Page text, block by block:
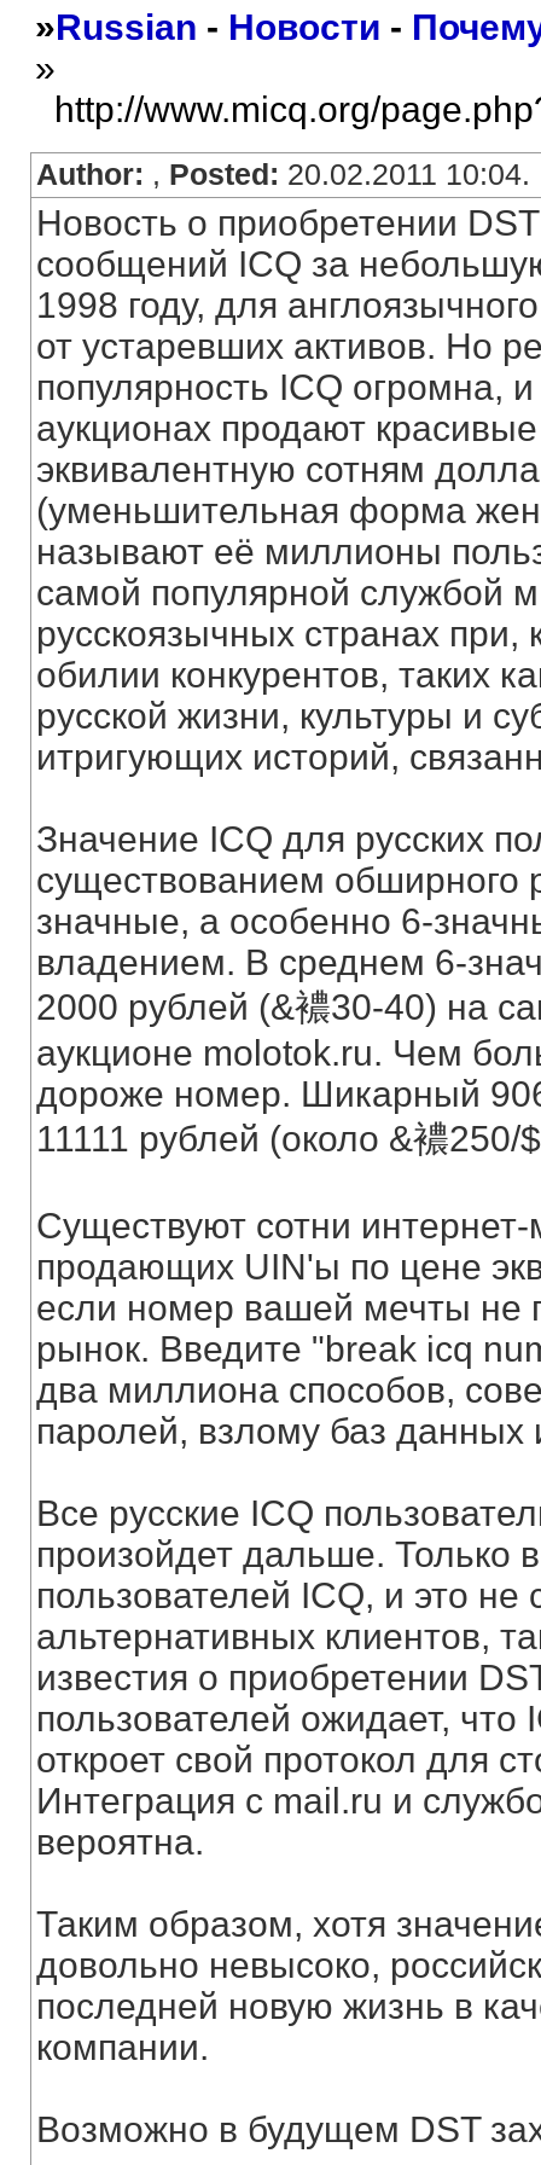
»Russian - Новости -
»
http://www.micq.org/
Author: , Posted: 20.02.2011 10:04.
Новость о приобретении
сообщений ICQ за
1998 году, для
от устаревших активов. Но
популярность ICQ огромна,
аукционах продают
эквивалентную сотням
(уменьшительная форма
называют её миллионы
самой популярной службой
русскоязычных странах
обилии конкурентов, таких
русской жизни, культуры и
итригующих историй,
Значение ICQ для русских
существованием обширного
значные, а особенно 6-
владением. В среднем 6-
2000 рублей (&襛30-40) на
аукционе molotok.ru. Чем
дороже номер. Шикарный
11111 рублей (около &襛250/
Существуют сотни интернет-
продающих UIN'ы по цене
если номер вашей мечты не
рынок. Введите "break icq
два миллиона способов,
паролей, взлому баз
Все русские ICQ
произойдет дальше. Только
пользователей ICQ, и это не
альтернативных клиентов,
известия о приобретении
пользователей ожидает,
откроет свой протокол для
Интеграция с mail.ru и
вероятна.
Таким образом, хотя
довольно невысоко,
последней новую жизнь в
компании.
Возможно в будущем DST